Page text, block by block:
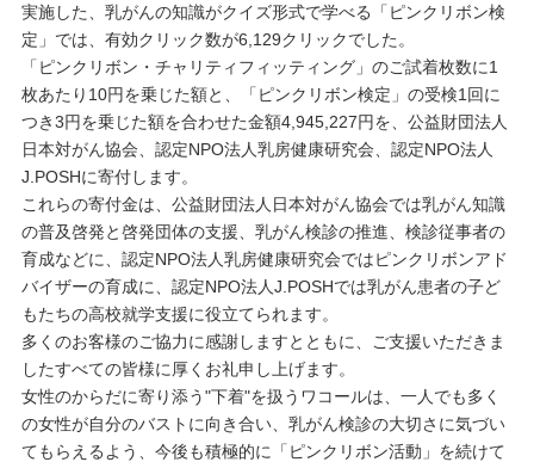
お知らせ
ワコールウェブストア
公式アプリ
ニュース＆トピックス
企業情報
SNSアカウント一覧
実施した、乳がんの知識がクイズ形式で学べる「ピンクリボン検
定」では、有効クリック数が6,129クリックでした。
「ピンクリボン・チャリティフィッティング」のご試着枚数に1
枚あたり10円を乗じた額と、「ピンクリボン検定」の受検1回に
つき3円を乗じた額を合わせた金額4,945,227円を、公益財団法人
日本対がん協会、認定NPO法人乳房健康研究会、認定NPO法人
J.POSHに寄付します。
これらの寄付金は、公益財団法人日本対がん協会では乳がん知識
の普及啓発と啓発団体の支援、乳がん検診の推進、検診従事者の
育成などに、認定NPO法人乳房健康研究会ではピンクリボンアド
バイザーの育成に、認定NPO法人J.POSHでは乳がん患者の子ど
もたちの高校就学支援に役立てられます。
多くのお客様のご協力に感謝しますとともに、ご支援いただきま
したすべての皆様に厚くお礼申し上げます。
女性のからだに寄り添う"下着"を扱うワコールは、一人でも多く
の女性が自分のバストに向き合い、乳がん検診の大切さに気づい
てもらえるよう、今後も積極的に「ピンクリボン活動」を続けて